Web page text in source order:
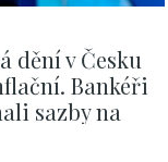
dění v Česku
Bankéři
sazby na